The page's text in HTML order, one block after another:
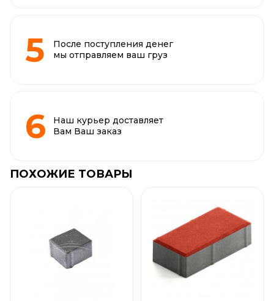
После поступления денег
мы отправляем ваш груз
Наш курьер доставляет
Вам Ваш заказ
ПОХОЖИЕ ТОВАРЫ